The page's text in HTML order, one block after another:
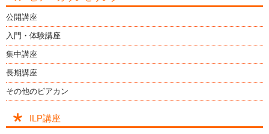
公開講座
入門・体験講座
集中講座
長期講座
その他のピアカン
ILP講座